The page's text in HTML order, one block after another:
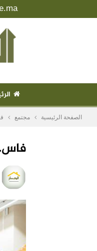
الصفحة الرئيسية مجتمع